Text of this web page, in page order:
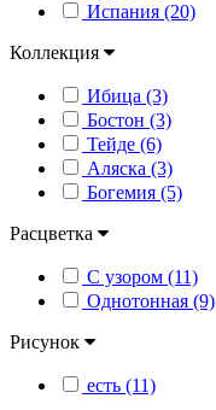
Испания (20)
Коллекция
Ибица (3)
Бостон (3)
Тейде (6)
Аляска (3)
Богемия (5)
Расцветка
С узором (11)
Однотонная (9)
Рисунок
есть (11)